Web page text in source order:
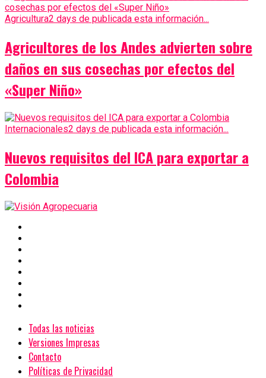
Agricultura2 days de publicada esta información...
Agricultores de los Andes advierten sobre
daños en sus cosechas por efectos del
«Super Niño»
Internacionales2 days de publicada esta información...
Nuevos requisitos del ICA para exportar a
Colombia
Todas las noticias
Versiones Impresas
Contacto
Políticas de Privacidad